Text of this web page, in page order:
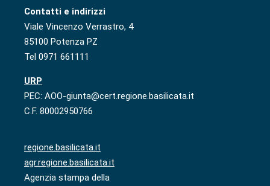
Contatti e indirizzi
Viale Vincenzo Verrastro, 4
85100 Potenza PZ
Tel 0971 661111
URP
PEC: AOO-giunta@cert.regione.basilicata.it
C.F. 80002950766
regione.basilicata.it
agr.regione.basilicata.it
Agenzia stampa della